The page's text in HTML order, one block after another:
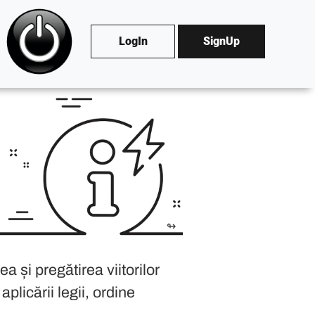
LogIn SignUp
↬
Aceste școli au rolul de a furniza educație și
București și este o instituție prestigioasă care oferă
situată în Drăgășani, județul Vâlcea, formează și
este cea mai cunoscută școală de jandarmi din
sau ofițeri de jandarmi. Ele asigură instruirea
și ocupă funcții cu atribuții în domeniul ordinei și
și pregătirea viitorilor
legii, ordine